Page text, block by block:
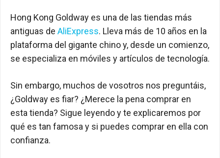
Hong Kong Goldway es una de las tiendas más
antiguas de AliExpress. Lleva más de 10 años en la
plataforma del gigante chino y, desde un comienzo,
se especializa en móviles y artículos de tecnología.
Sin embargo, muchos de vosotros nos preguntáis,
¿Goldway es fiar? ¿Merece la pena comprar en
esta tienda? Sigue leyendo y te explicaremos por
qué es tan famosa y si puedes comprar en ella con
confianza.